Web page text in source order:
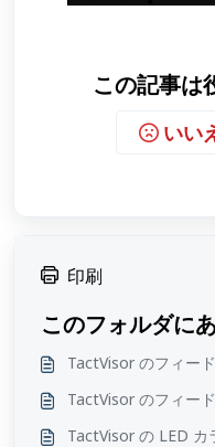
この記事は
いい
印刷
このフォルダに
TactVisor のフィー
TactVisor のフィー
TactVisor の LED カ